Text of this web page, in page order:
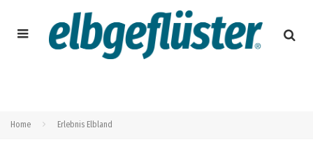
Home Erlebnis Elbland